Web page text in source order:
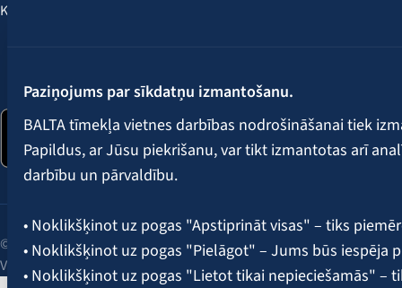
Paziņojums par sīkdatņu izmantošanu.
BALTA tīmekļa vietnes darbības nodrošināšanai tiek
Papildus, ar Jūsu piekrišanu, var tikt izmantotas arī
darbību un pārvaldību.
• Noklikšķinot uz pogas "Apstiprināt visas" – tiks
• Noklikšķinot uz pogas "Pielāgot" – Jums būs iespēja
• Noklikšķinot uz pogas "Lietot tikai nepieciešamās" –
Klientu labumi
© 2026 AAS BALTA | Skanstes iela 25, Rīga, LV-1013, Latvija.
Vienotais reģ. Nr. 40003049409.